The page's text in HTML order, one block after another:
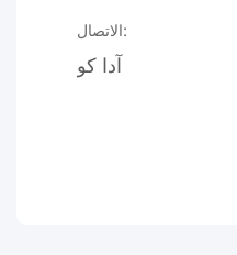
الاتصال:
آدا كو